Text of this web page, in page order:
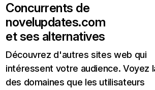
Concurrents de
novelupdates.com
et ses alternatives
Découvrez d'autres sites web qui
intéressent votre audience. Voyez
des domaines que les utilisateurs